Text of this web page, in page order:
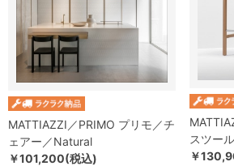
MATTIAZZI／PRIMO プリモ／チ
ェアー／Natural
￥101,200(税込)
スツー
￥